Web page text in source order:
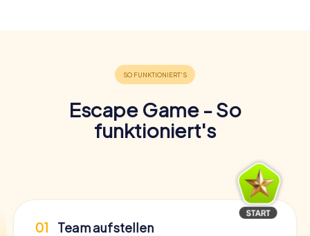
Escape Game - So
funktioniert's
01 Team aufstellen